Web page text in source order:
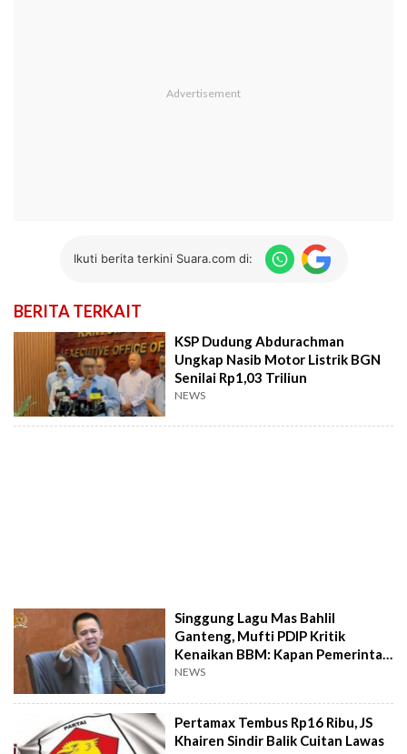
Ikuti berita terkini Suara.com di:
BERITA TERKAIT
KSP Dudung Abdurachman
Ungkap Nasib Motor Listrik BGN
Senilai Rp1,03 Triliun
NEWS
Singgung Lagu Mas Bahlil
Ganteng, Mufti PDIP Kritik
Kenaikan BBM: Kapan Pemerintah
Memahami Rakyat?
NEWS
Pertamax Tembus Rp16 Ribu, JS
Khairen Sindir Balik Cuitan Lawas